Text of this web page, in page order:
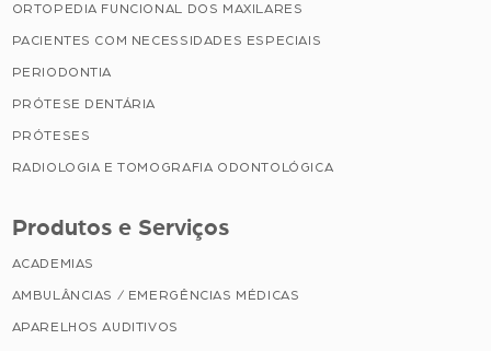
ORTOPEDIA FUNCIONAL DOS MAXILARES
PACIENTES COM NECESSIDADES ESPECIAIS
PERIODONTIA
PRÓTESE DENTÁRIA
PRÓTESES
RADIOLOGIA E TOMOGRAFIA ODONTOLÓGICA
Produtos e Serviços
ACADEMIAS
AMBULÂNCIAS / EMERGÊNCIAS MÉDICAS
APARELHOS AUDITIVOS